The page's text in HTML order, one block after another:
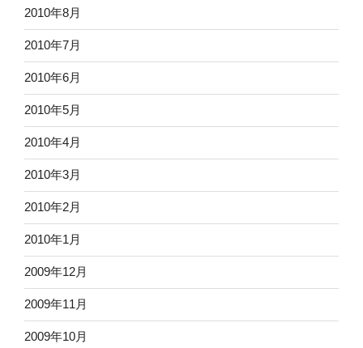
2010年8月
2010年7月
2010年6月
2010年5月
2010年4月
2010年3月
2010年2月
2010年1月
2009年12月
2009年11月
2009年10月